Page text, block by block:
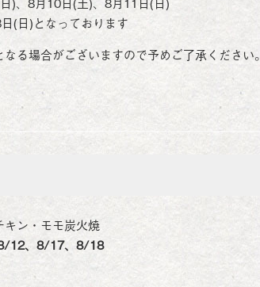
(日)となっております
る場合がございますので予めご了承ください。
キン・モモ炭火焼
12、8/17、8/18